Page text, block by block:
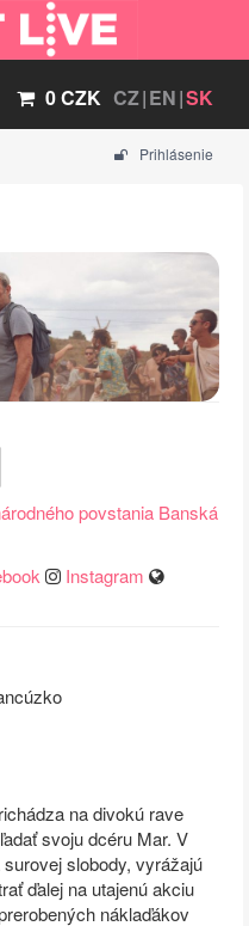
CZ EN SK
0 CZK
Prihlásenie
povstania Banská
Instagram
na divokú rave
svoju dcéru Mar. V
slobody, vyrážajú
ďalej na utajenú akciu
náklaďákov